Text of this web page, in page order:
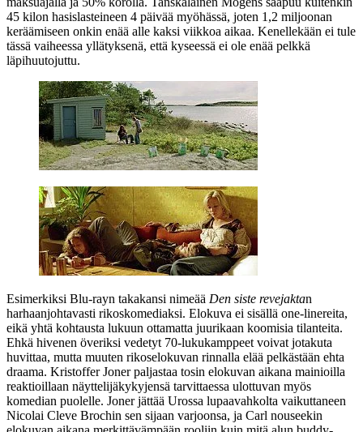
45 kilon hasislasteineen 4 päivää myöhässä, joten 1,2 miljoonan
keräämiseen onkin enää alle kaksi viikkoa aikaa. Kenellekään ei tule
tässä vaiheessa yllätyksenä, että kyseessä ei ole enää pelkkä
läpihuutojuttu.
Esimerkiksi Blu‑rayn takakansi nimeää Den siste revejaktan
harhaanjohtavasti rikoskomediaksi. Elokuva ei sisällä one‑linereita,
eikä yhtä kohtausta lukuun ottamatta juurikaan koomisia tilanteita.
Ehkä hivenen överiksi vedetyt 70‑lukukamppeet voivat jotakuta
huvittaa, mutta muuten rikoselokuvan rinnalla elää pelkästään ehta
draama. Kristoffer Joner paljastaa tosin elokuvan aikana mainioilla
reaktioillaan näyttelijäkykyjensä tarvittaessa ulottuvan myös
komedian puolelle. Joner jättää Urossa lupaavahkolta vaikuttaneen
Nicolai Cleve Brochin sen sijaan varjoonsa, ja Carl nouseekin